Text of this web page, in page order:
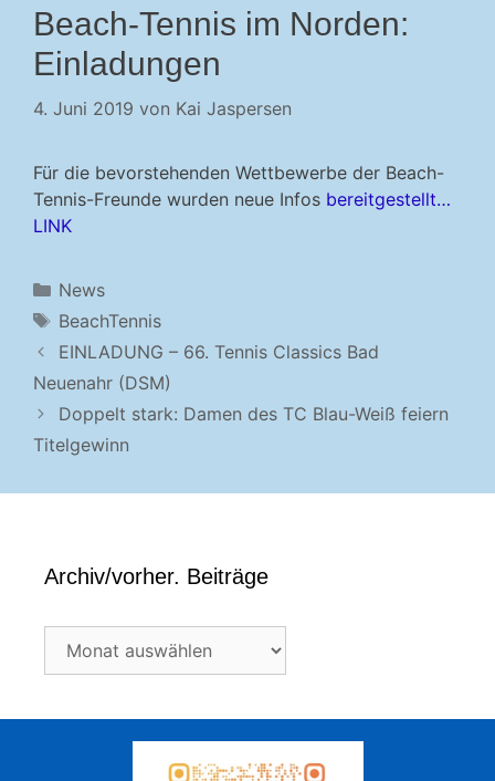
Beach-Tennis im Norden:
Einladungen
4. Juni 2019 von Kai Jaspersen
Für die bevorstehenden Wettbewerbe der Beach-
Tennis-Freunde wurden neue Infos bereitgestellt…
LINK
Kategorien
News
Schlagwörter
BeachTennis
EINLADUNG – 66. Tennis Classics Bad
Neuenahr (DSM)
Doppelt stark: Damen des TC Blau-Weiß feiern
Titelgewinn
Archiv/vorher. Beiträge
Archiv/vorher.